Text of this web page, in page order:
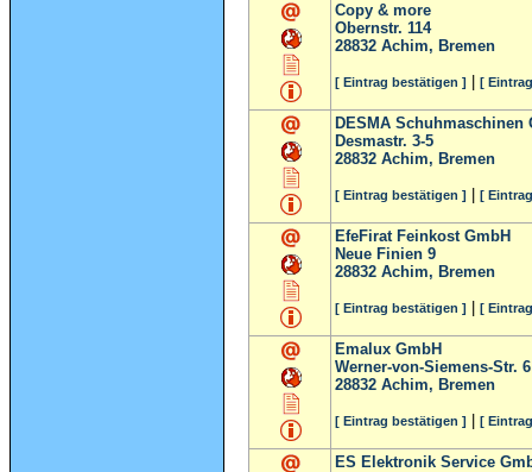
Copy & more
Obernstr. 114
28832 Achim, Bremen
[ Eintrag bestätigen ] [
DESMA Schuhmaschinen
Desmastr. 3-5
28832 Achim, Bremen
[ Eintrag bestätigen ] [
EfeFirat Feinkost GmbH
Neue Finien 9
28832 Achim, Bremen
[ Eintrag bestätigen ] [
Emalux GmbH
Werner-von-Siemens-Str. 6
28832 Achim, Bremen
[ Eintrag bestätigen ] [
ES Elektronik Service